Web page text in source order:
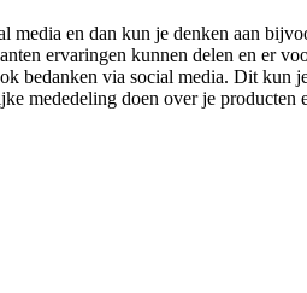
media en dan kun je denken aan
ervaringen kunnen delen en er
bedanken via social media. Dit kun
mededeling doen over je producten